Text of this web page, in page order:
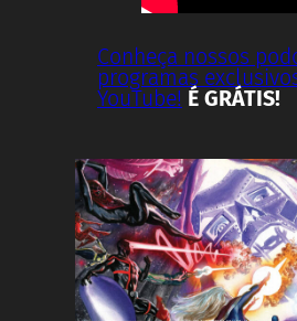
Conheça nossos
programas
YouTube! É GRÁTIS!